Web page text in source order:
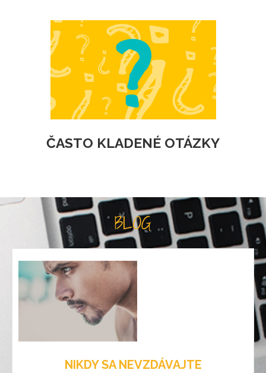
ČASTO KLADENÉ OTÁZKY
BLOG
NIKDY SA NEVZDÁVAJTE